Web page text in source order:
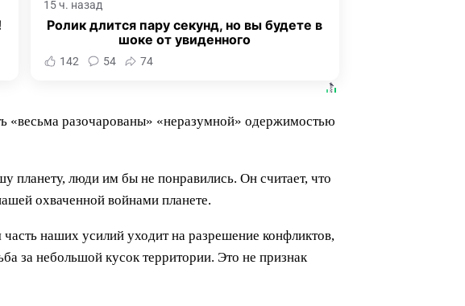
15 ч. назад
Ролик длится пару секунд, но вы будете в
шоке от увиденного
142 54 74
«весьма разочарованы» «неразумной» одержимостью
планету, люди им бы не понравились. Он считает, что
охваченной войнами планете.
наших усилий уходит на разрешение конфликтов,
за небольшой кусок территории. Это не признак